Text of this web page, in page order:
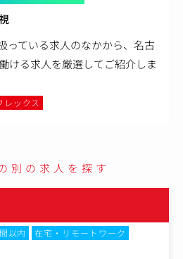
っている求人のなかから、名古
ける求人を厳選してご紹介しま
レックス
別の求人を探す
以内
在宅・リモートワーク